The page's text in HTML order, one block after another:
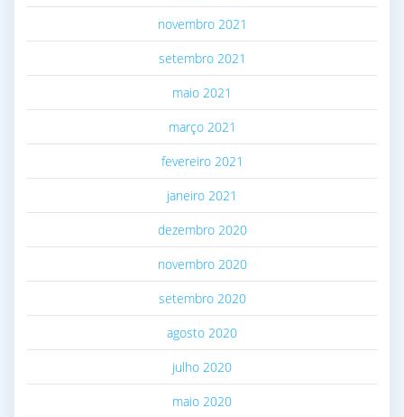
novembro 2021
setembro 2021
maio 2021
março 2021
fevereiro 2021
janeiro 2021
dezembro 2020
novembro 2020
setembro 2020
agosto 2020
julho 2020
maio 2020